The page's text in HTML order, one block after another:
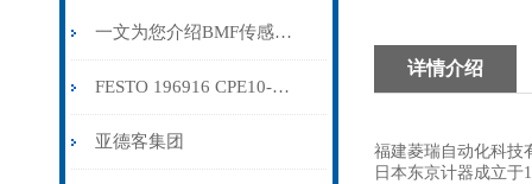
一文为您介绍BMF传感器的结构组成
FESTO 196916 CPE10-M1BH-3GLS-M7
亚德客集团
详情介绍
福建菱瑞自动化科技
日本东京计器成立于